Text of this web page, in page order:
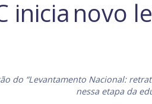
inicia novo
do “Levantamento Nacional:
nessa etapa da